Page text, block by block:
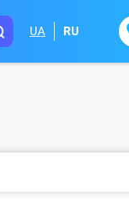
UA RU